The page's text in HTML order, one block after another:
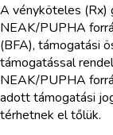
A vényköteles (Rx)
NEAK/PUPHA
(BFA), támogatási
támogatással
NEAK/PUPHA
adott támogatási
térhetnek el tőlük.